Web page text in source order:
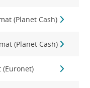
(Planet Cash)
(Planet Cash)
(Euronet)